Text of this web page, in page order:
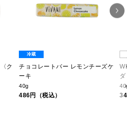
ク
冷蔵
チョコレートバー レモンチーズケ
ーキ
40g
486円（税込）